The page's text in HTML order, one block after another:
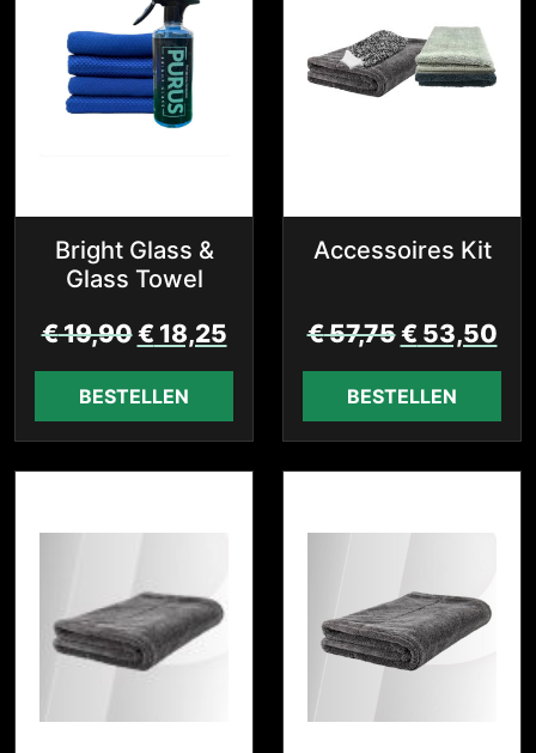
Bright Glass &
Glass Towel
€19,90€ 18,25
BESTELLEN
Accessoires Kit
€57,75€ 53,50
BESTELLEN